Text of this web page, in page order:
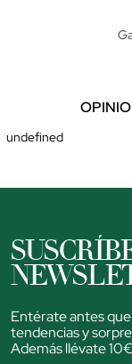
undefined
Entérate antes
tendencias y
Además llévate